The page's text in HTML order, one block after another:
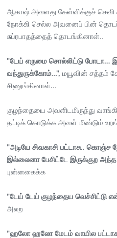
ஆகாஷ் அவளது கேள்விக்குச்
நோக்கி செல்ல அவனைப் பின்
சுப்ரபாதத்தைத் தொடங்கினாள்..
"டேய் எருமை சொல்லிட்டு போடா...
வந்துருக்கோம்...", மயூவின் சத்தம்
சிணுங்கினாள்...
குழந்தையை அவளிடமிருந்து
தட்டிக் கொடுக்க அவள் மீண்டும்
"அடியே சிவகாசி பட்டாசு.. கொஞ்ச
இல்லைனா பேசிட்டே இருக்குற
புன்னகைக்க
"டேய் டேய் குழந்தைய வெச்சிட்டு
அலற
"ஹலோ ஹலோ மேடம் வாயில